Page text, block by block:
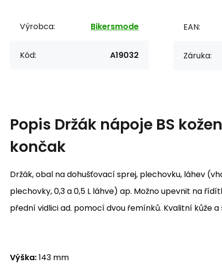
Výrobca: Bikersmode
Kód: A19032
EAN:
Záruka:
Popis Držák nápoje BS
končak
Držák, obal na dohušťovací sprej, plechovku, láhev
plechovky, 0,3 a 0,5 L láhve) ap. Možno upevnit na
přední vidlici ad. pomocí dvou řemínků. Kvalitní kůže
Výška:143 mm